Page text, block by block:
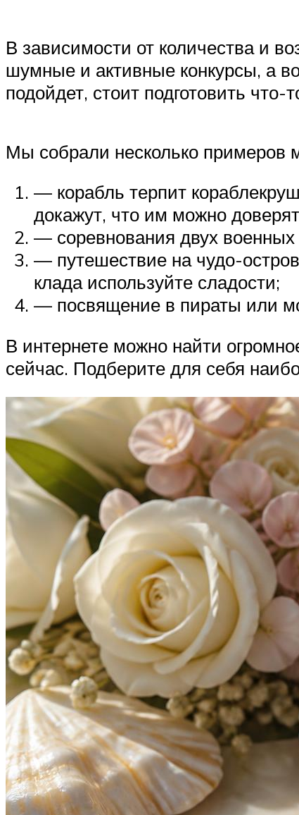
В зависимости от количества и
шумные и активные конкурсы, а
подойдет, стоит подготовить что-
Мы собрали несколько примеров
— корабль терпит
докажут, что им можно
— соревнования двух военных
— путешествие на чудо-
клада используйте сладости;
— посвящение в пираты или
В интернете можно найти
сейчас. Подберите для себя